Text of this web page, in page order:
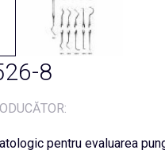
8
pentru evaluarea